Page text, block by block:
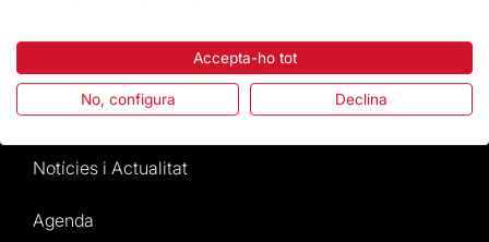
Normativa i condicions de compra
Notícies i Actualitat
Agenda
Accepta-ho tot
No, configura Declina